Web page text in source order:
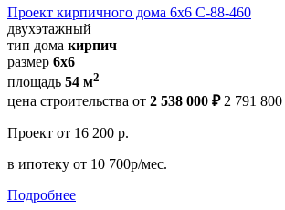
Проект кирпичного дома 6х6 С-88-460
двухэтажный
тип дома кирпич
размер 6х6
площадь 54 м2
цена строительства от 2 538 000 ₽ 2 791
Проект от 16 200 р.
в ипотеку от 10 700р/мес.
Подробнее